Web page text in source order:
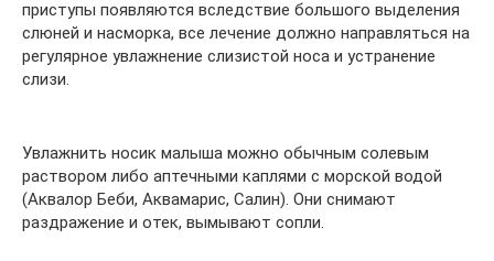
приступы появляются вследствие большого выделения
слюней и насморка, все лечение должно направляться на
регулярное увлажнение слизистой носа и устранение
слизи.
Увлажнить носик малыша можно обычным солевым
раствором либо аптечными каплями с морской водой
(Аквалор Беби, Аквамарис, Салин). Они снимают
раздражение и отек, вымывают сопли.